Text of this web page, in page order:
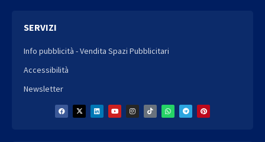
SERVIZI
Info pubblicità - Vendita Spazi Pubblicitari
Accessibilità
Newsletter